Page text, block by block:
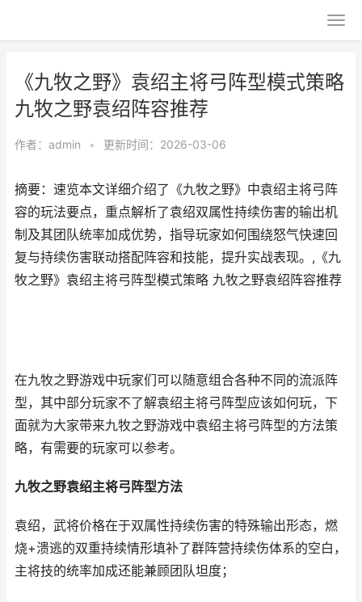
《九牧之野》袁绍主将弓阵型模式策略
九牧之野袁绍阵容推荐
作者： admin • 更新时间：2026-03-06
摘要：速览本文详细介绍了《九牧之野》中袁绍主将弓阵
容的玩法要点，重点解析了袁绍双属性持续伤害的输出机
制及其团队统率加成优势，指导玩家如何围绕怒气快速回
复与持续伤害联动搭配阵容和技能，提升实战表现。,《九
牧之野》袁绍主将弓阵型模式策略 九牧之野袁绍阵容推荐
在九牧之野游戏中玩家们可以随意组合各种不同的流派阵
型，其中部分玩家不了解袁绍主将弓阵型应该如何玩，下
面就为大家带来九牧之野游戏中袁绍主将弓阵型的方法策
略，有需要的玩家可以参考。
九牧之野袁绍主将弓阵型方法
袁绍，武将价格在于双属性持续伤害的特殊输出形态，燃
烧+溃逃的双重持续情形填补了群阵营持续伤体系的空白，
主将技的统率加成还能兼顾团队坦度；